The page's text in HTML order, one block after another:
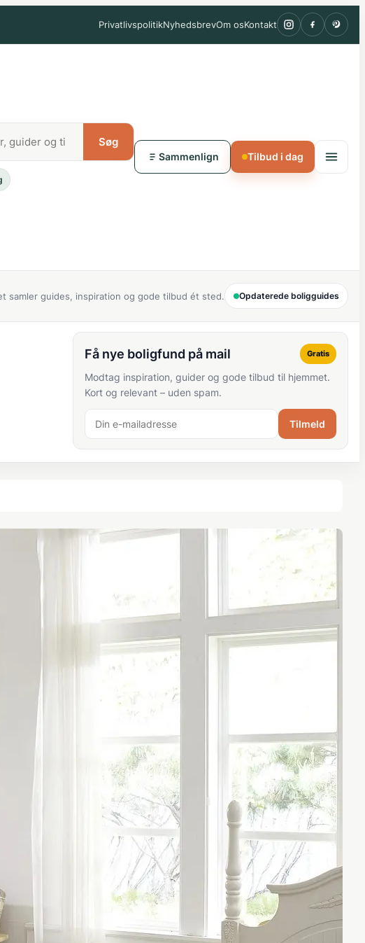
PrivatlivspolitikNyhedsbrevOm osKontakt
Søg
Sammenlign Tilbud i dag
samler guides, inspiration og gode tilbud ét sted. Opdaterede boligguides
Få nye boligfund på mail Gratis
Modtag inspiration, guider og gode tilbud til hjemmet.
Kort og relevant – uden spam.
Tilmeld